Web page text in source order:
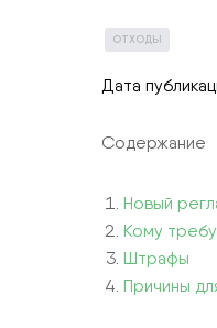
ОТХОДЫ
Дата
Содержание
Новый
Кому
Штрафы
Причины